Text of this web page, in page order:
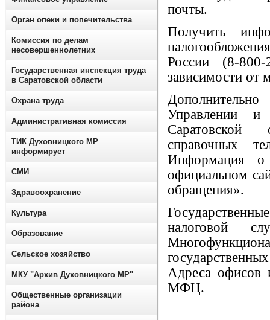
почты.
Получить
России (8-
зависимости от
Дополнительно
Управлении
Саратовской
справочных
Информация о
официальном
обращения».
налоговой
Адреса офисов
МФЦ.
Орган опеки и попечительства
Комиссия по делам
несовершеннолетних
Государственная инспекция труда
в Саратовской области
Охрана труда
Административная комиссия
ТИК Духовницкого МР
информирует
СМИ
Здравоохранение
Культура
Образование
Сельское хозяйство
МКУ "Архив Духовницкого МР"
Общественные организации
района